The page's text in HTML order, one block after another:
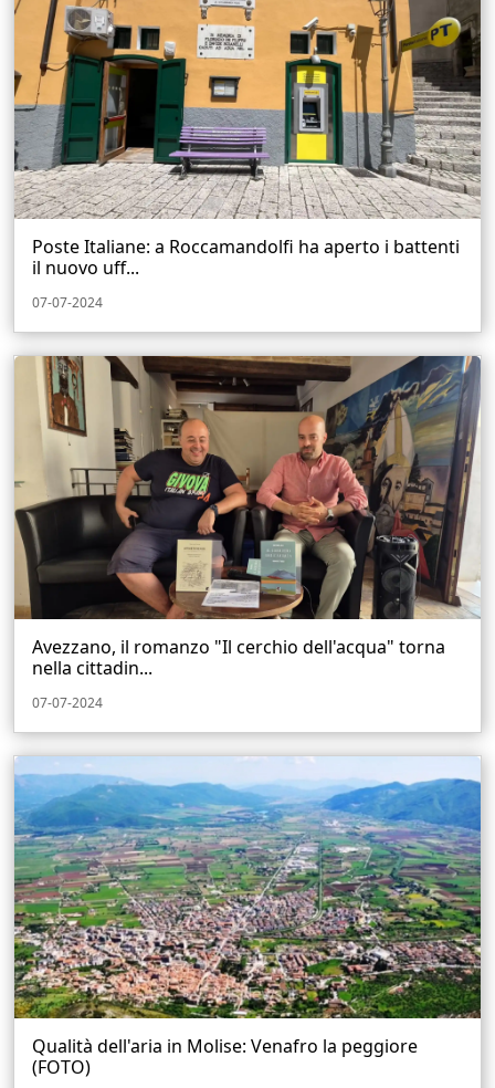
Poste Italiane: a Roccamandolfi ha aperto i battenti
il nuovo uff...
07-07-2024
Avezzano, il romanzo "Il cerchio dell'acqua" torna
nella cittadin...
07-07-2024
Qualità dell'aria in Molise: Venafro la peggiore
(FOTO)